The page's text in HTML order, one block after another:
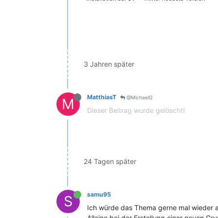
3 Jahren später
M MatthiasT @MichaelG
Dieser Beitrag wurde gelöscht!
24 Tagen später
S samu95
Ich würde das Thema gerne mal wieder